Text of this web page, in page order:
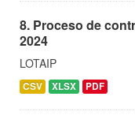
8. Proceso de
2024
LOTAIP
CSV XLSX PDF